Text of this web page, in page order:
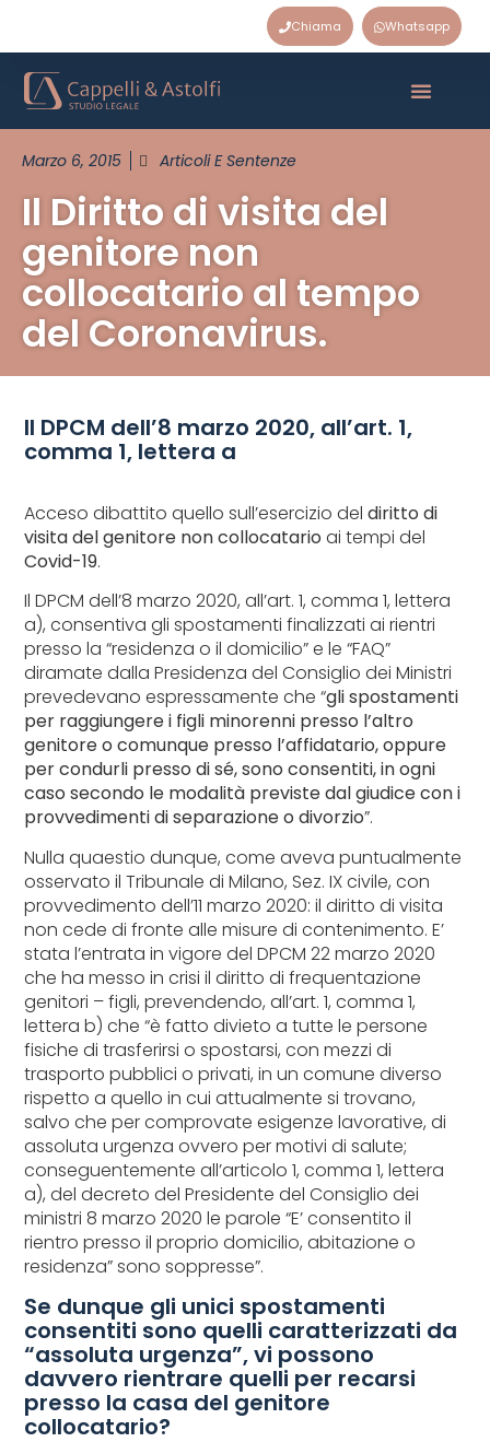
Chiama Whatsapp
Marzo 6, 2015 Articoli E Sentenze
Il Diritto di visita del
genitore non
collocatario al tempo
del Coronavirus.
Il DPCM dell’8 marzo 2020, all’art. 1,
comma 1, lettera a
Acceso dibattito quello sull’esercizio deldiritto di
visita del genitore non collocatario ai tempi del
Covid-19.
Il DPCM dell’8 marzo 2020, all’art. 1, comma 1, lettera
a), consentiva gli spostamenti finalizzati ai rientri
presso la “residenza o il domicilio” e le “FAQ”
diramate dalla Presidenza del Consiglio dei Ministri
prevedevano espressamente che “gli spostamenti
per raggiungere i figli minorenni presso l’altro
genitore o comunque presso l’affidatario, oppure
per condurli presso di sé, sono consentiti, in ogni
caso secondo le modalità previste dal giudice con i
provvedimenti di separazione o divorzio”.
Nulla quaestio dunque, come aveva puntualmente
osservato il Tribunale di Milano, Sez. IX civile, con
provvedimento dell’11 marzo 2020: il diritto di visita
non cede di fronte alle misure di contenimento. E’
stata l’entrata in vigore del DPCM 22 marzo 2020
che ha messo in crisi il diritto di frequentazione
genitori – figli, prevendendo, all’art. 1, comma 1,
lettera b) che “è fatto divieto a tutte le persone
fisiche di trasferirsi o spostarsi, con mezzi di
trasporto pubblici o privati, in un comune diverso
rispetto a quello in cui attualmente si trovano,
salvo che per comprovate esigenze lavorative, di
assoluta urgenza ovvero per motivi di salute;
conseguentemente all’articolo 1, comma 1, lettera
a), del decreto del Presidente del Consiglio dei
ministri 8 marzo 2020 le parole “E’ consentito il
rientro presso il proprio domicilio, abitazione o
residenza” sono soppresse”.
Se dunque gli unici spostamenti
consentiti sono quelli caratterizzati da
“assoluta urgenza”, vi possono
davvero rientrare quelli per recarsi
presso la casa del genitore
collocatario?